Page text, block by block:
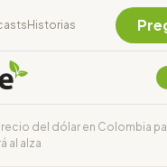
Historias
del dólar en Colombia
al alza